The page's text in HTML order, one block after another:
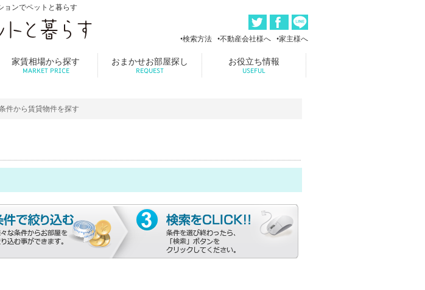
ョンでペットと暮らす
検索方法 不動産会社様へ 家主様へ
家賃相場から探す
MARKET PRICE
おまかせお部屋探し
REQUEST
お役立ち情報
USEFUL
件から賃貸物件を探す